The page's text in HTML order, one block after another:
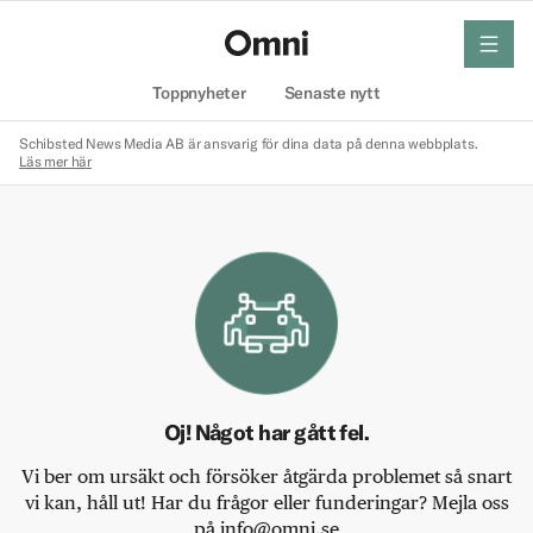
Toppnyheter Senaste nytt
meny
Schibsted News Media AB är ansvarig för dina data på denna webbplats.
Läs mer här
Oj! Något har gått fel.
Vi ber om ursäkt och försöker åtgärda problemet så snart
vi kan, håll ut! Har du frågor eller funderingar? Mejla oss